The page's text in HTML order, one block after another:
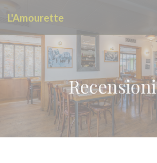
L'Amourette
Recensioni